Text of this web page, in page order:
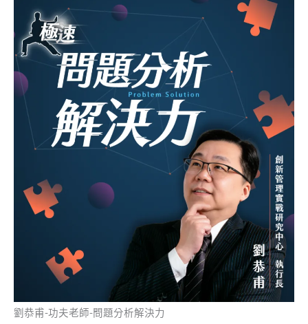
劉恭甫-功夫老師-問題分析解決力